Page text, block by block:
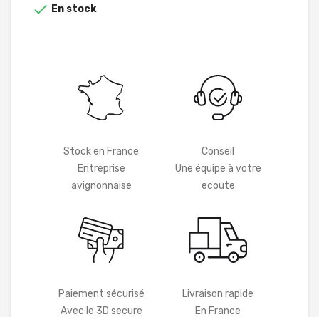
 En stock
Stock en France
Entreprise
avignonnaise
Conseil
Une équipe à votre
ecoute
Paiement sécurisé
Avec le 3D secure
Livraison rapide
En France